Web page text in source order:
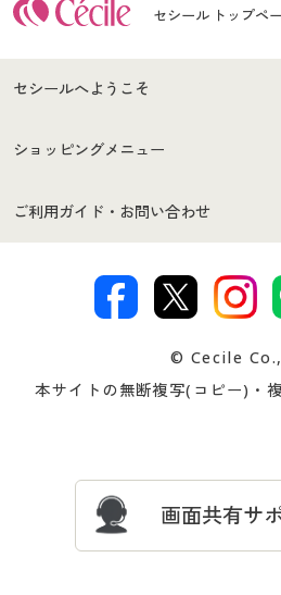
セシール トップペ
セシールへようこそ
はじめての方へ
セシールご利用規約
著作権・商標について 会
ショッピングメニュー
商品カテゴリ
プレゼント＆キャンペーン サ
ご利用ガイド・お問い合わせ
交換・返品は
ついて
忘
© Cecile
本サイトの無断複写(コピー)・
画面共有サ